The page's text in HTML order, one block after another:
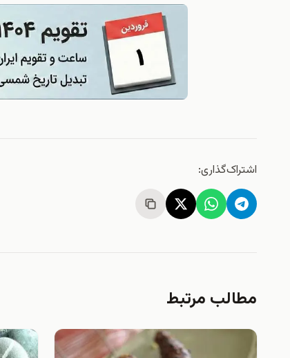
اشتراک‌گذاری:
مطالب مرتبط